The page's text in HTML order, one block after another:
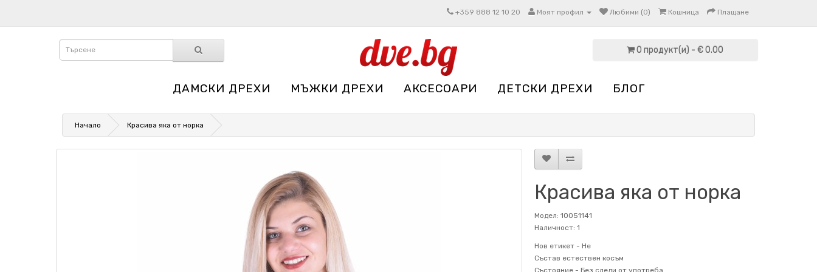
+359 888 12 10 20 Моят профил Любими (0) Кошница Плащане
0 продукт(и) - € 0.00
ДАМСКИ ДРЕХИ МЪЖКИ ДРЕХИ АКСЕСОАРИ ДЕТСКИ ДРЕХИ БЛОГ
Начало Красива яка от норка
Красива яка от норка
Модел: 10051141
Наличност: 1
Нов етикет - Не
Състав естествен косъм
Състояние - Без следи от употреба.